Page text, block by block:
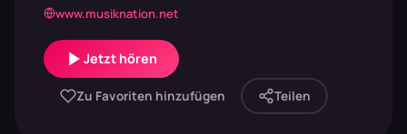
www.musiknation.net
Jetzt hören
Zu Favoriten hinzufügen Teilen